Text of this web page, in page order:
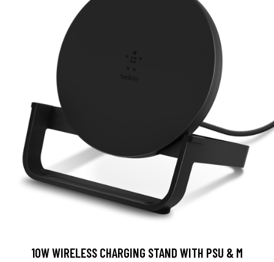
10W WIRELESS CHARGING STAND WITH PSU & M